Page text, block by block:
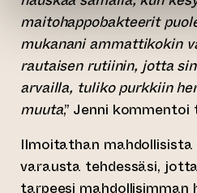
maitohappobakteerit
mukanani ammattikokin
rautaisen rutiinin, jotta
arvailla, tuliko purkkiin
muuta,” Jenni
Ilmoitathan
varausta tehdessäsi,
tarpeesi